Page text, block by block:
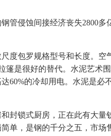
侵蚀间接经济丧失2800多
包罗规格型号和长度。空
是很好的替代。水泥艺
的冷却用电。水泥是
锁式厨房，正在此有大量
，是钢的千分之五，市